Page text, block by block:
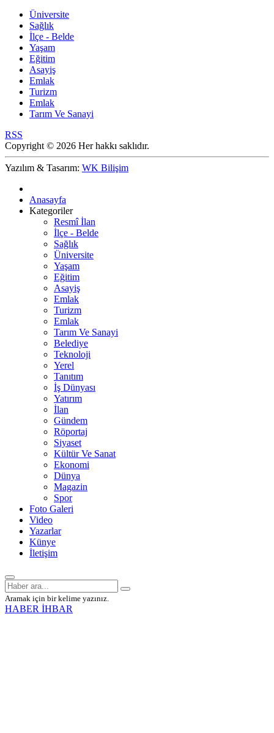
Üniversite
Sağlık
İlçe - Belde
Yaşam
Eğitim
Asayiş
Emlak
Turizm
Emlak
Tarım Ve Sanayi
RSS
Copyright © 2026 Her hakkı saklıdır.
Yazılım & Tasarım: WK Bilişim
Anasayfa
Kategoriler
Resmî İlan
İlçe - Belde
Sağlık
Üniversite
Yaşam
Eğitim
Asayiş
Emlak
Turizm
Emlak
Tarım Ve Sanayi
Belediye
Teknoloji
Yerel
Tanıtım
İş Dünyası
Yatırım
İlan
Gündem
Röportaj
Siyaset
Kültür Ve Sanat
Ekonomi
Dünya
Magazin
Spor
Foto Galeri
Video
Yazarlar
Künye
İletişim
Aramak için bir kelime yazınız.
HABER İHBAR